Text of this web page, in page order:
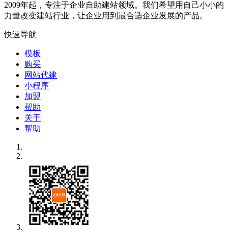
2009年起，专注于企业自助建站领域。我们希望用自己小小的
力量改变建站行业，让企业用到最合适企业发展的产品。
快速导航
模板
购买
网站代建
小程序
加盟
帮助
关于
帮助